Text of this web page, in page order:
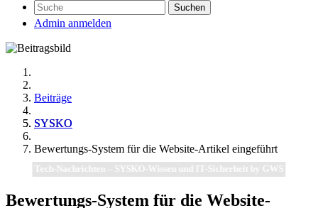
Suchen
Admin anmelden
Beiträge
SYSKO
Bewertungs-System für die Website-Artikel eingeführt
Tech-Nachrichten – SYSKO-Wissen und IT-Sicherheit by GWS
Bewertungs-System für die Website-